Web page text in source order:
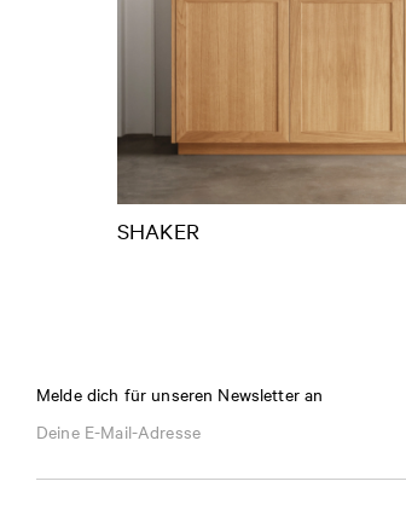
SHAKER
Melde dich für unseren Newsletter an